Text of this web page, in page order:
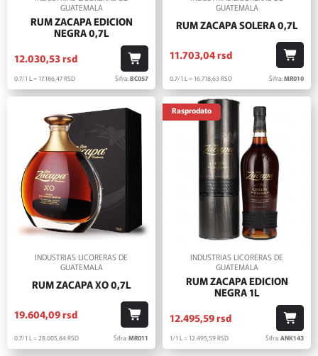
GUATEMALA
RUM ZACAPA EDICION
NEGRA 0,7L
12.030,53rsd
0.7/1 L = 17.186,47RSD Šifra:BC057
GUATEMALA
RUM ZACAPA SOLERA 0,7L
11.703,04rsd
0.7/1 L = 16.718,63 RSD Šifra:MR010
INDUSTRIAS LICORERAS DE
GUATEMALA
RUM ZACAPA XO 0,7L
19.604,09rsd
0.7/1 L = 28.005,84RSD Šifra:MR011
Rasprodato
INDUSTRIAS LICORERAS DE
GUATEMALA
RUM ZACAPA EDICION
NEGRA 1L
12.495,59rsd
1/1 L = 12.495,59RSD Šifra:ANK143